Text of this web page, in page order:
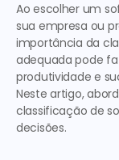
Ao escolher um
sua empresa ou
importância da
adequada pode
produtividade e
Neste artigo,
classificação de
decisões.